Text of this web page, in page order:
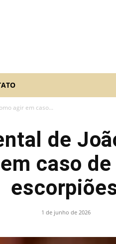
agir em caso...
de
caso
1 de junho de 2026